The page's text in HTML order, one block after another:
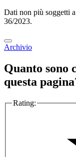
Dati non più soggetti
36/2023.
Archivio
Quanto sono
questa
Rating: